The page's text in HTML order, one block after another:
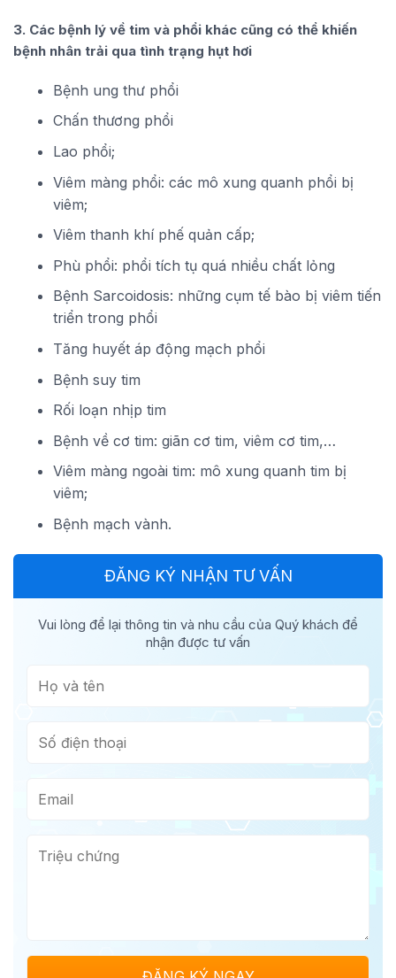
3. Các bệnh lý về tim và phổi khác cũng có thể khiến
bệnh nhân trải qua tình trạng hụt hơi
Bệnh ung thư phổi
Chấn thương phổi
Lao phổi;
Viêm màng phổi: các mô xung quanh phổi bị
viêm;
Viêm thanh khí phế quản cấp;
Phù phổi: phổi tích tụ quá nhiều chất lỏng
Bệnh Sarcoidosis: những cụm tế bào bị viêm tiến
triển trong phổi
Tăng huyết áp động mạch phổi
Bệnh suy tim
Rối loạn nhịp tim
Bệnh về cơ tim: giãn cơ tim, viêm cơ tim,…
Viêm màng ngoài tim: mô xung quanh tim bị
viêm;
Bệnh mạch vành.
ĐĂNG KÝ NHẬN TƯ VẤN
Vui lòng để lại thông tin và nhu cầu của Quý khách để
nhận được tư vấn